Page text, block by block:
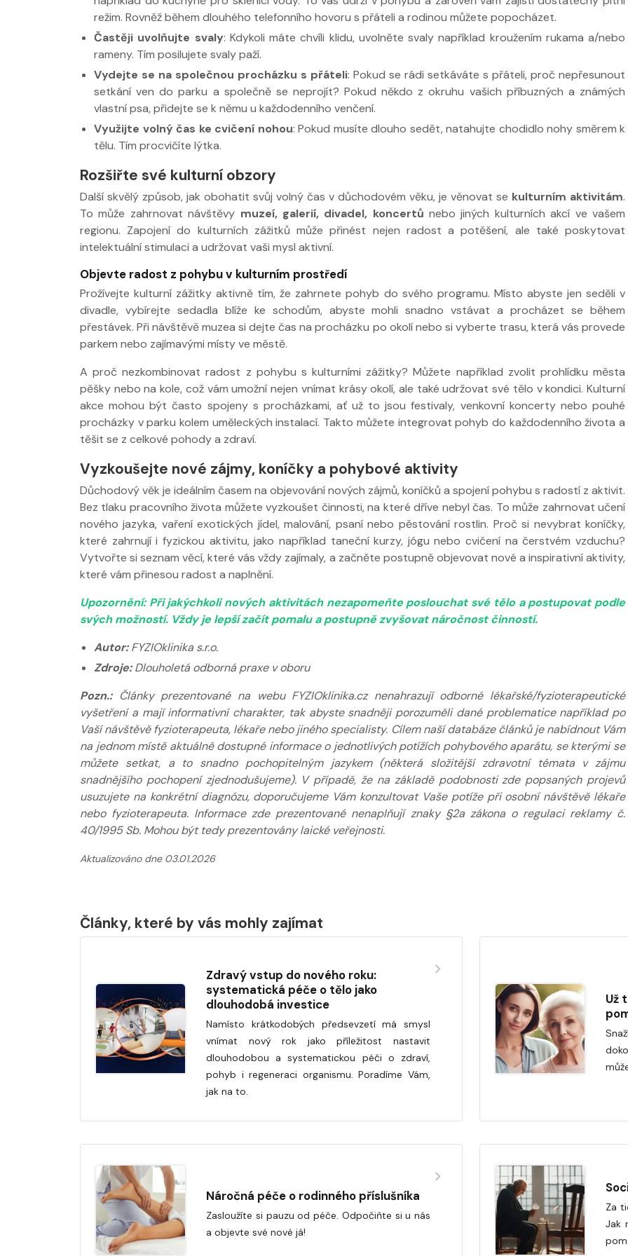
režim. Rovněž během dlouhého telefonního hovoru s přáteli a rodinou můžete popocházet.
Častěji uvolňujte svaly: Kdykoli máte chvíli klidu, uvolněte svaly například kroužením rukama a/nebo
rameny. Tím posilujete svaly paží.
Vydejte se na společnou procházku s přáteli: Pokud se rádi setkáváte s přáteli, proč nepřesunout
setkání ven do parku a společně se neprojít? Pokud někdo z okruhu vašich příbuzných a známých
vlastní psa, přidejte se k němu u každodenního venčení.
Využijte volný čas ke cvičení nohou: Pokud musíte dlouho sedět, natahujte chodidlo nohy směrem k
tělu. Tím procvičíte lýtka.
Rozšiřte své kulturní obzory
Další skvělý způsob, jak obohatit svůj volný čas v důchodovém věku, je věnovat se kulturním aktivitám.
To může zahrnovat návštěvy muzeí, galerií, divadel, koncertů nebo jiných kulturních akcí ve vašem
regionu. Zapojení do kulturních zážitků může přinést nejen radost a potěšení, ale také poskytovat
intelektuální stimulaci a udržovat vaši mysl aktivní.
Objevte radost z pohybu v kulturním prostředí
Prožívejte kulturní zážitky aktivně tím, že zahrnete pohyb do svého programu. Místo abyste jen seděli v
divadle, vybírejte sedadla blíže ke schodům, abyste mohli snadno vstávat a procházet se během
přestávek. Při návštěvě muzea si dejte čas na procházku po okolí nebo si vyberte trasu, která vás provede
parkem nebo zajímavými místy ve městě.
A proč nezkombinovat radost z pohybu s kulturními zážitky? Můžete například zvolit prohlídku města
pěšky nebo na kole, což vám umožní nejen vnímat krásy okolí, ale také udržovat své tělo v kondici. Kulturní
akce mohou být často spojeny s procházkami, ať už to jsou festivaly, venkovní koncerty nebo pouhé
procházky v parku kolem uměleckých instalací. Takto můžete integrovat pohyb do každodenního života a
těšit se z celkové pohody a zdraví.
Vyzkoušejte nové zájmy, koníčky a pohybové aktivity
Důchodový věk je ideálním časem na objevování nových zájmů, koníčků a spojení pohybu s radostí z aktivit.
Bez tlaku pracovního života můžete vyzkoušet činnosti, na které dříve nebyl čas. To může zahrnovat učení
nového jazyka, vaření exotických jídel, malování, psaní nebo pěstování rostlin. Proč si nevybrat koníčky,
které zahrnují i fyzickou aktivitu, jako například taneční kurzy, jógu nebo cvičení na čerstvém vzduchu?
Vytvořte si seznam věcí, které vás vždy zajímaly, a začněte postupně objevovat nové a inspirativní aktivity,
které vám přinesou radost a naplnění.
Upozornění: Při jakýchkoli nových aktivitách nezapomeňte poslouchat své tělo a postupovat podle
svých možností. Vždy je lepší začít pomalu a postupně zvyšovat náročnost činností.
Autor:FYZIOklinika s.r.o.
Zdroje:Dlouholetá odborná praxe v oboru
Pozn.:Články prezentované na webu FYZIOklinika.cz nenahrazují odborné lékařské/fyzioterapeutické
vyšetření a mají informativní charakter, tak abyste snadněji porozuměli dané problematice například po
Vaší návštěvě fyzioterapeuta, lékaře nebo jiného specialisty. Cílem naší databáze článků je nabídnout Vám
na jednom místě aktuálně dostupné informace o jednotlivých potížích pohybového aparátu, se kterými se
můžete setkat, a to snadno pochopitelným jazykem (některá složitější zdravotní témata v zájmu
snadnějšího pochopení zjednodušujeme). V případě, že na základě podobnosti zde popsaných projevů
usuzujete na konkrétní diagnózu, doporučujeme Vám konzultovat Vaše potíže při osobní návštěvě lékaře
nebo fyzioterapeuta. Informace zde prezentované nenaplňují znaky §2a zákona o regulaci reklamy č.
40/1995 Sb. Mohou být tedy prezentovány laické veřejnosti.
Aktualizováno dne 03.01.2026
Články, které by vás mohly zajímat
Zdravý vstup do nového roku:
systematická péče o tělo jako
dlouhodobá investice
Namísto krátkodobých předsevzetí má smysl
vnímat nový rok jako příležitost nastavit
dlouhodobou a systematickou péči o zdraví,
pohyb i regeneraci organismu. Poradíme Vám,
jak na to.
Už
Náročná péče o rodinného příslušníka
Zasloužíte si pauzu od péče. Odpočiňte si u nás
a objevte své nové já!
Za
Jak